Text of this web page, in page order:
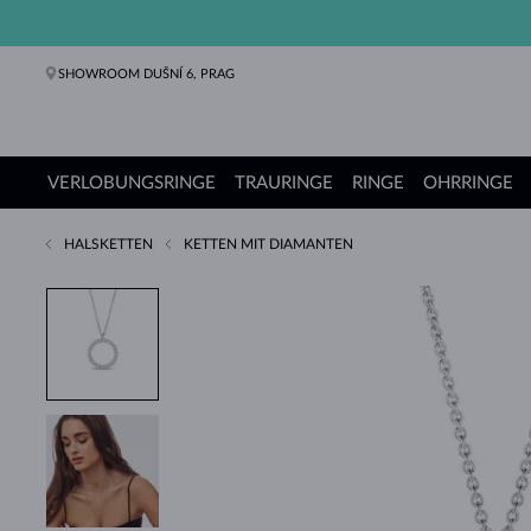
SHOWROOM DUŠNÍ 6, PRAG
VERLOBUNGSRINGE
Verlobungsringe
TRAURINGE
Trauringe
RINGE
Ringe
OHRRINGE
Ohrringe
Ketten
Armbänder
Perlen
Schmuck
Geschenke
KLENOTA Kollektionen
HALSKETTEN KETTEN MIT DIAMANTEN